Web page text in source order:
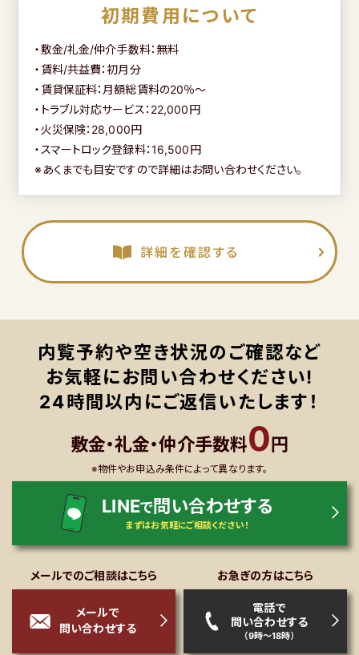
初期費用について
・敷金/礼金/仲介手数料：無料
・賃料/共益費：初月分
・賃貸保証料：月額総賃料の20％～
・トラブル対応サービス：22,000円
・火災保険：28,000円
・スマートロック登録料：16,500円
※あくまでも目安ですので詳細はお問い合わせください。
詳細を確認する
内覧予約や空き状況のご確認など
お気軽にお問い合わせください!
24時間以内にご返信いたします！
敷金・礼金・仲介手数料0円
※物件やお申込み条件によって異なります。
LINEで問い合わせする
まずはお気軽にご相談ください！
メールでのご相談はこちら
メールで
問い合わせする
お急ぎの方はこちら
電話で
問い合わせする
（9時～18時）